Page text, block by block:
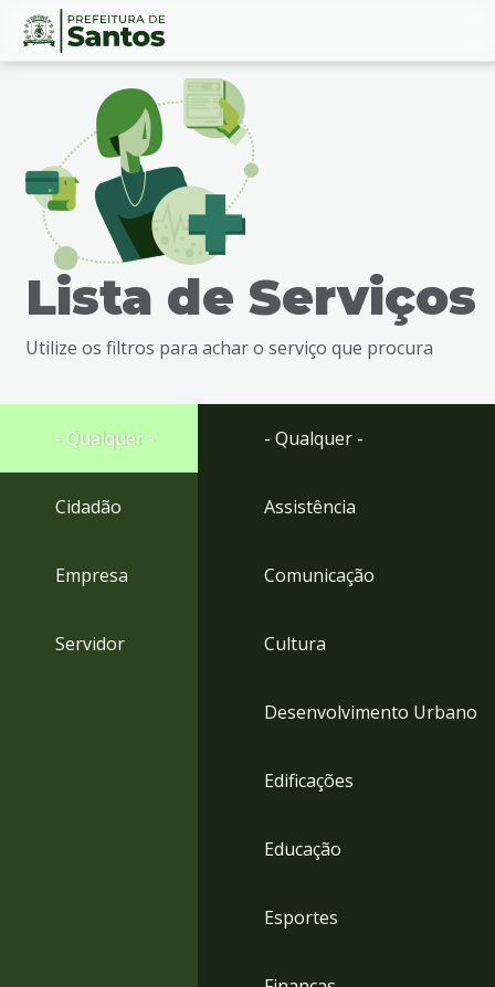
Ir
busca
Ir
rodapé
Conteúdo
Lista de Serviços
Utilize os filtros para achar o serviço que procura
- Qualquer -
Cidadão
Empresa
Servidor
- Qualquer -
Assistência
Comunicação
Cultura
Desenvolvimento Urbano
Edificações
Educação
Esportes